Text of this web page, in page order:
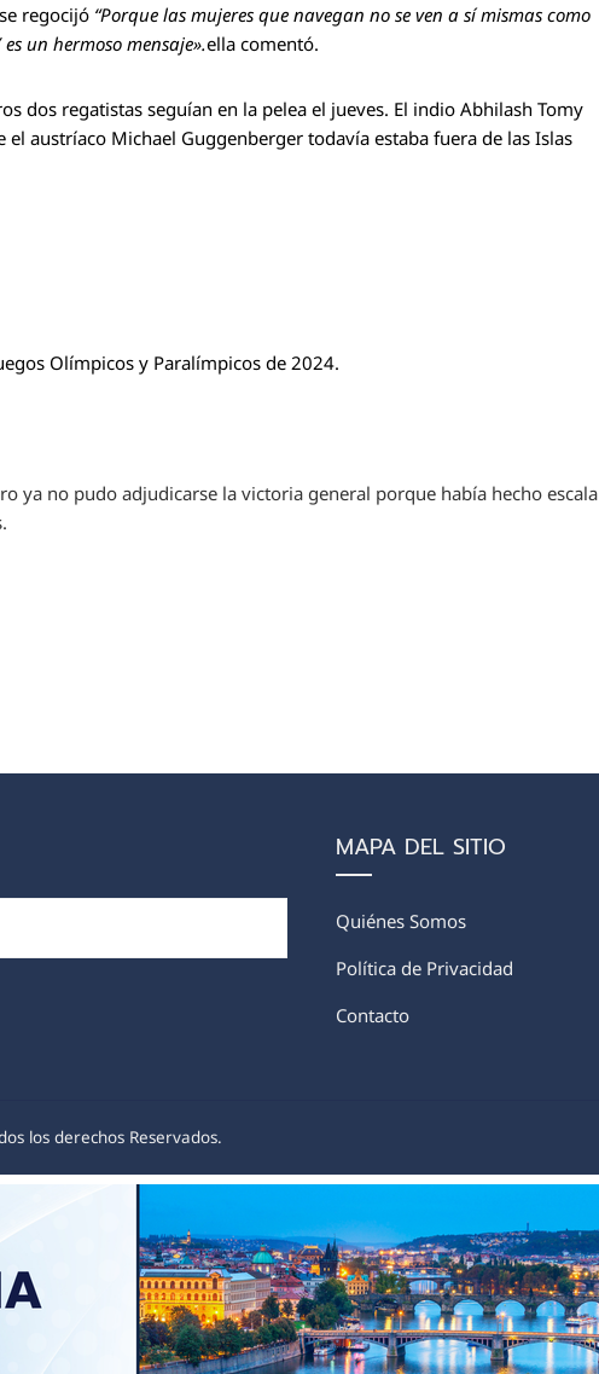
regocijó “Porque las mujeres que navegan no se ven a sí mismas como
un hermoso mensaje».ella comentó.
dos regatistas seguían en la pelea el jueves. El indio Abhilash Tomy
austríaco Michael Guggenberger todavía estaba fuera de las Islas
Olímpicos y Paralímpicos de 2024.
ya no pudo adjudicarse la victoria general porque había hecho escala
MAPA DEL SITIO
Quiénes Somos
Política de Privacidad
Contacto
los derechos Reservados.